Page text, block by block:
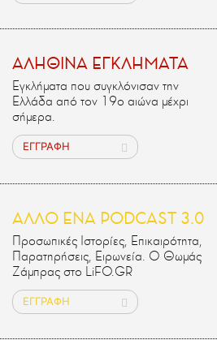
ΑΛΗΘΙΝΑ ΕΓΚΛΗΜΑΤΑ
Εγκλήματα που συγκλόνισαν την
Ελλάδα από τον 19ο αιώνα μέχρι
σήμερα.
ΕΓΓΡΑΦΗ
ΑΛΛΟ ΕΝΑ PODCAST 3.0
Προσωπικές Ιστορίες, Επικαιρότητα,
Παρατηρήσεις, Ειρωνεία. Ο Θωμάς
Ζάμπρας στο LiFO.GR
ΕΓΓΡΑΦΗ